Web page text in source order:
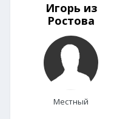
Игорь из
Ростова
Местный